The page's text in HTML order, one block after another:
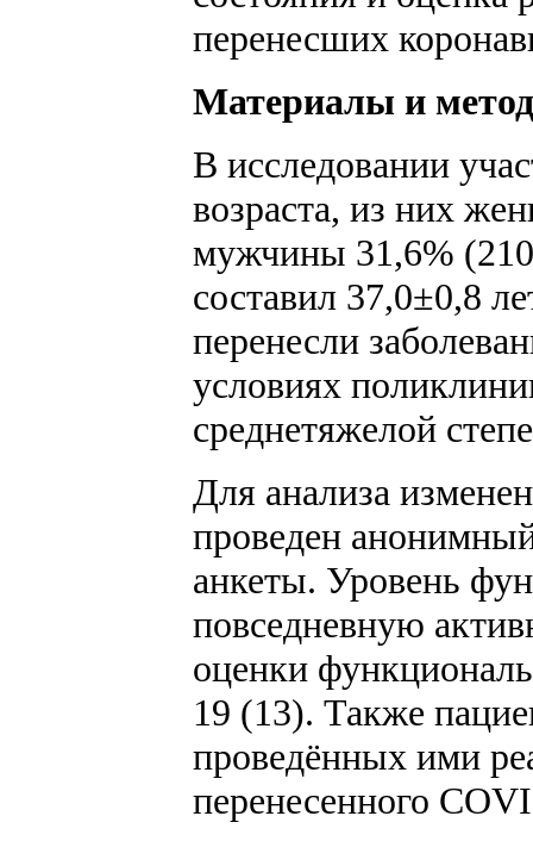
перенесших
Материалы и
В исследовании
возраста, из них
мужчины 31,6% (210
составил 37,0±0,8
перенесли
условиях
среднетяжелой
Для анализа
проведен
анкеты. Уровень
повседневную
оценки
19 (13). Также
проведённых ими
перенесенного